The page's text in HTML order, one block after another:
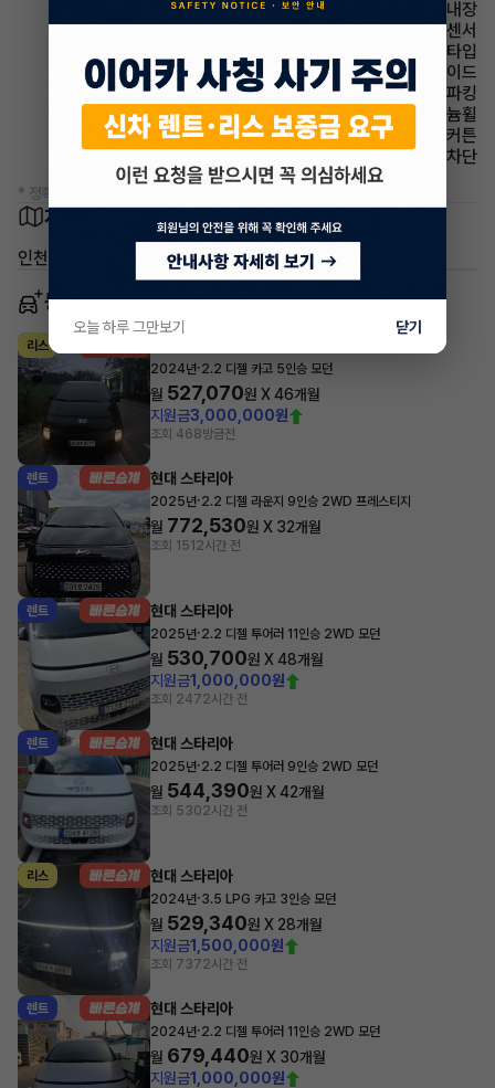
스티어링휠 열선내장
주차보조 후방감지센서
헤드램프 프로젝션 타입
에어백 사이드
파킹 전자식 파킹
휠타이어 알루미늄휠
에어백 커튼
윈드실드(앞유리) 자외선 차단
* 정확한 정보는 판매자와 반드시 확인하시기 바랍니다.
차량 위치
인천 중구 운서동
동일 차종 이어카
리스
2024년·2.2 디젤 카고 5인승 모던
월 527,070원 X46개월
지원금3,000,000원
조회 468방금전
렌트 현대 스타리아
2025년·2.2 디젤 라운지 9인승 2WD 프레스티지
월 772,530원 X 32개월
조회 151 2시간 전
렌트 현대 스타리아
2025년·2.2 디젤 투어러 11인승 2WD 모던
월 530,700원 X48개월
지원금1,000,000원
조회 2472시간 전
렌트 현대 스타리아
2025년·2.2 디젤 투어러 9인승 2WD 모던
월 544,390원 X42개월
조회 5302시간 전
리스 현대 스타리아
2024년·3.5 LPG 카고 3인승 모던
월 529,340원 X 28개월
지원금1,500,000원
조회 7372시간 전
렌트 현대 스타리아
2024년·2.2 디젤 투어러 11인승 2WD 모던
월 679,440원 X 30개월
지원금1,000,000원
오늘 하루 그만보기 닫기